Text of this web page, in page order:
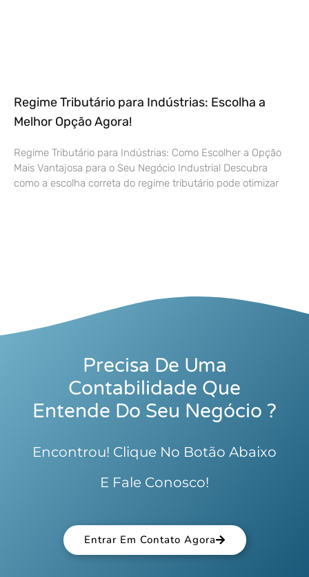
Regime Tributário para Indústrias: Escolha a
Melhor Opção Agora!
Regime Tributário para Indústrias: Como Escolher a Opção
Mais Vantajosa para o Seu Negócio Industrial Descubra
como a escolha correta do regime tributário pode otimizar
Precisa De Uma
Contabilidade Que
Entende Do Seu Negócio ?
Encontrou! Clique No Botão Abaixo
E Fale Conosco!
Entrar Em Contato Agora